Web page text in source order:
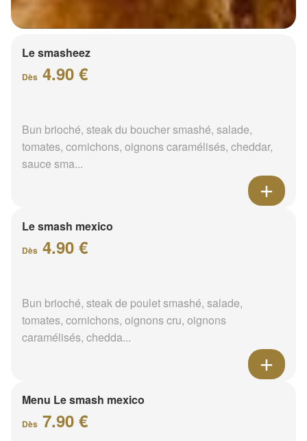
Le smasheez
Dès 4.90 €
Bun brioché, steak du boucher smashé, salade,
tomates, cornichons, oignons caramélisés, cheddar,
sauce sma...
Le smash mexico
Dès 4.90 €
Bun brioché, steak de poulet smashé, salade,
tomates, cornichons, oignons cru, oignons
caramélisés, chedda...
Menu Le smash mexico
Dès 7.90 €